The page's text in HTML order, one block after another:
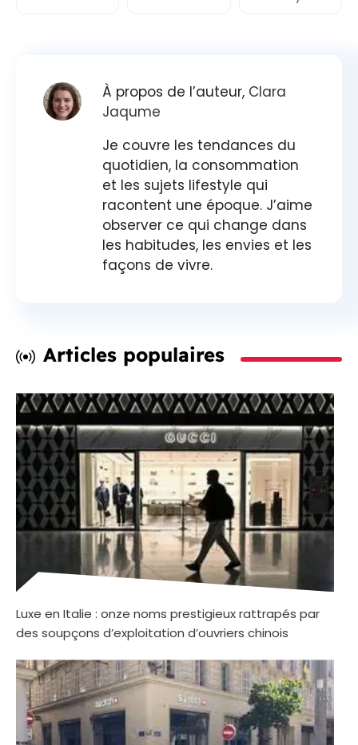
À propos de l’auteur, Clara
Jaqume
Je couvre les tendances du
quotidien, la consommation
et les sujets lifestyle qui
racontent une époque. J’aime
observer ce qui change dans
les habitudes, les envies et les
façons de vivre.
Articles populaires
Luxe en Italie : onze noms prestigieux rattrapés par
des soupçons d’exploitation d’ouvriers chinois